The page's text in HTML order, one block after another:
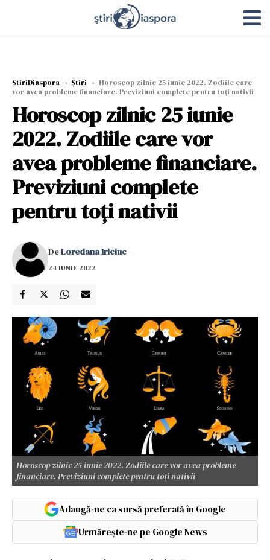
StiriDiaspora › Știri › Horoscop zilnic 25 iunie 2022. Zodiile care
vor avea probleme financiare. Previziuni complete pentru toți nativii
Horoscop zilnic 25 iunie
2022. Zodiile care vor
avea probleme financiare.
Previziuni complete
pentru toți nativii
DeLoredana Iriciuc
24 IUNIE 2022
Horoscop zilnic 25 iunie 2022. Zodiile care vor avea probleme
financiare. Previziuni complete pentru toți nativii
Adaugă-ne ca sursă preferată în Google
Urmărește-ne pe Google News